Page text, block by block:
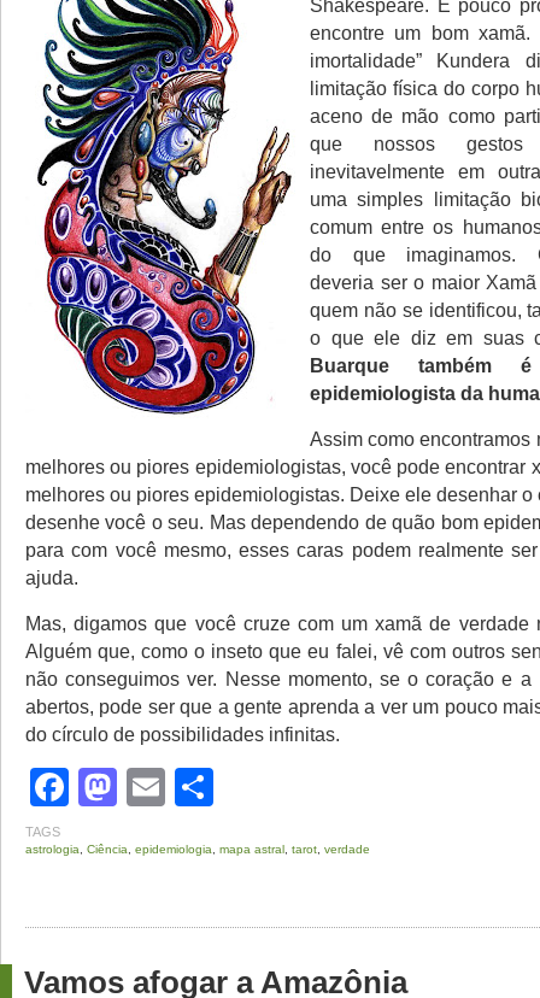
Shakespeare. É pouco
encontre um bom
imortalidade” Kundera
limitação física do corpo
aceno de mão como
que nossos
inevitavelmente em
uma simples limitação
comum entre os
do que imaginamos.
deveria ser o maior
quem não se identificou,
o que ele diz em suas
Buarque também
epidemiologista da
Assim como encontramos
melhores ou piores epidemiologistas, você pode encontrar
melhores ou piores epidemiologistas. Deixe ele desenhar o
desenhe você o seu. Mas dependendo de quão bom
para com você mesmo, esses caras podem realmente
ajuda.
Mas, digamos que você cruze com um xamã de verdade
Alguém que, como o inseto que eu falei, vê com outros
não conseguimos ver. Nesse momento, se o coração e a
abertos, pode ser que a gente aprenda a ver um pouco
do círculo de possibilidades infinitas.
Facebook
Mastodon
Email
TAGS
astrologia Ciência epidemiologia mapa astral tarot verdade
Vamos afogar a Amazônia